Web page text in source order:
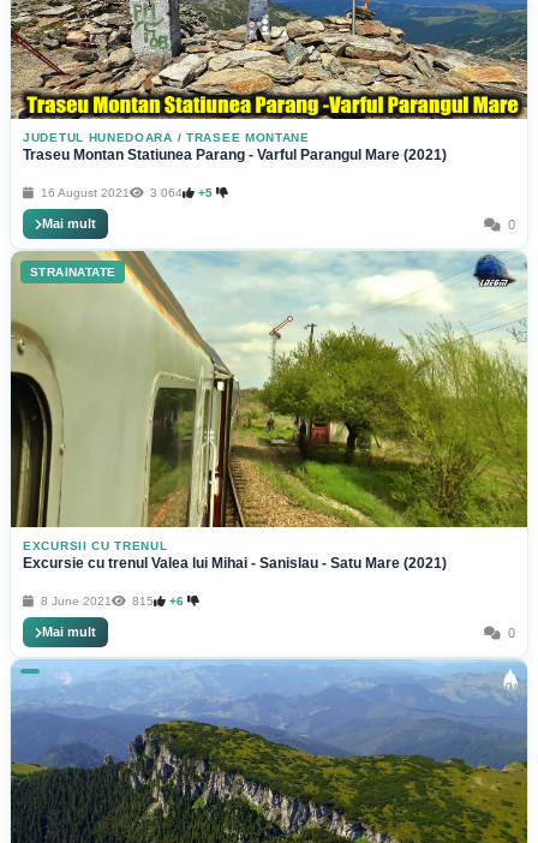
JUDETUL HUNEDOARA /TRASEE MONTANE
Traseu Montan Statiunea Parang - Varful Parangul Mare (2021)
16 August 2021 3 064 +5
Mai mult 0
STRAINATATE
EXCURSII CU TRENUL
Excursie cu trenul Valea lui Mihai - Sanislau - Satu Mare (2021)
8 June 2021 815 +6
Mai mult 0